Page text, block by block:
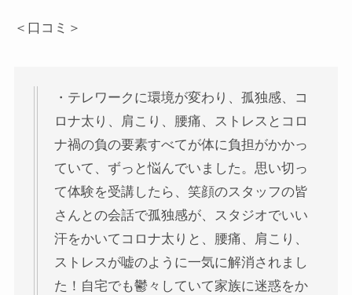
＜口コミ＞
・テレワークに環境が変わり、孤独感、コ
ロナ太り、肩こり、腰痛、ストレスとコロ
ナ禍の負の要素すべてが体に負担がかかっ
ていて、ずっと悩んでいました。思い切っ
て体験を受講したら、笑顔のスタッフの皆
さんとの会話で孤独感が、スタジオでいい
汗をかいてコロナ太りと、腰痛、肩こり、
ストレスが嘘のように一気に解消されまし
た！自宅でも鬱々していて家族に迷惑をか